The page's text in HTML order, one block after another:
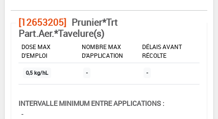
[12653205] Prunier*Trt
Part.Aer.*Tavelure(s)
DOSE MAX
D'EMPLOI
NOMBRE MAX
D'APPLICATION
DÉLAIS AVANT
RÉCOLTE
0,5 kg/hL - -
INTERVALLE MINIMUM ENTRE APPLICATIONS :
-